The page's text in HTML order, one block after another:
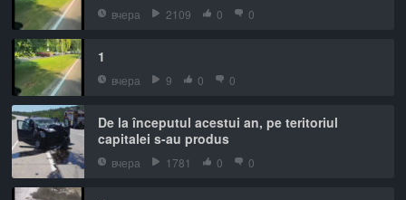
вчера 2109 0 0
1
вчера 9 0 0
De la începutul acestui an, pe teritoriul
capitalei s-au produs
вчера 1781 0 0